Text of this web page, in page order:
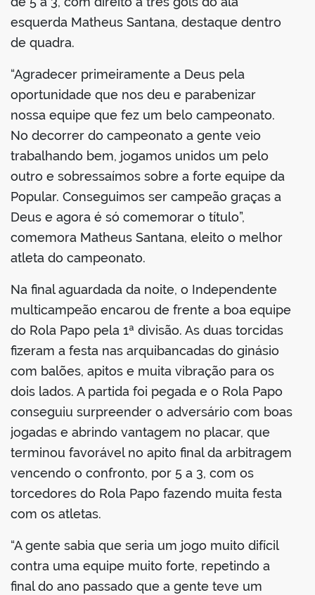
esquerda Matheus Santana, destaque dentro
de quadra.
“Agradecer primeiramente a Deus pela
oportunidade que nos deu e parabenizar
nossa equipe que fez um belo campeonato.
No decorrer do campeonato a gente veio
trabalhando bem, jogamos unidos um pelo
outro e sobressaímos sobre a forte equipe da
Popular. Conseguimos ser campeão graças a
Deus e agora é só comemorar o título”,
comemora Matheus Santana, eleito o melhor
atleta do campeonato.
Na final aguardada da noite, o Independente
multicampeão encarou de frente a boa equipe
do Rola Papo pela 1ª divisão. As duas torcidas
fizeram a festa nas arquibancadas do ginásio
com balões, apitos e muita vibração para os
dois lados. A partida foi pegada e o Rola Papo
conseguiu surpreender o adversário com boas
jogadas e abrindo vantagem no placar, que
terminou favorável no apito final da arbitragem
vencendo o confronto, por 5 a 3, com os
torcedores do Rola Papo fazendo muita festa
com os atletas.
“A gente sabia que seria um jogo muito difícil
contra uma equipe muito forte, repetindo a
final do ano passado que a gente teve um